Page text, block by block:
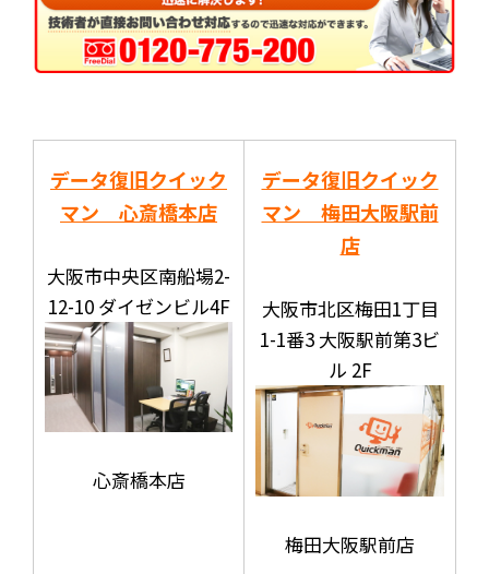
データ復旧クイック
マン 心斎橋本店
大阪市中央区南船場2-
12-10 ダイゼンビル4F
心斎橋本店
データ復旧クイック
マン 梅田大阪駅前
店
大阪市北区梅田1丁目
1-1番3 大阪駅前第3ビ
ル 2F
梅田大阪駅前店